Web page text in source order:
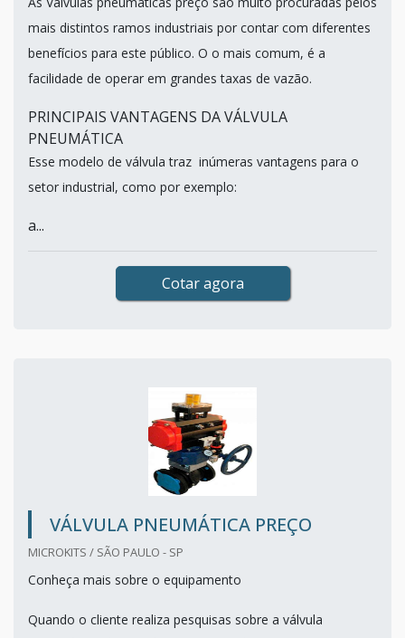
mais distintos ramos industriais por contar com diferentes
benefícios para este público. O o mais comum, é a
facilidade de operar em grandes taxas de vazão.
PRINCIPAIS VANTAGENS DA VÁLVULA
PNEUMÁTICA
Esse modelo de válvula traz inúmeras vantagens para o
setor industrial, como por exemplo:
a...
Cotar agora
VÁLVULA PNEUMÁTICA PREÇO
MICROKITS / SÃO PAULO - SP
Conheça mais sobre o equipamento
Quando o cliente realiza pesquisas sobre a válvula